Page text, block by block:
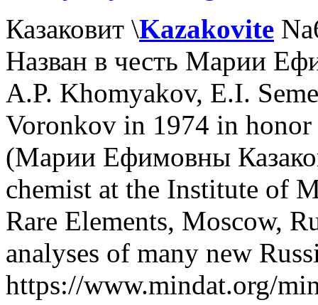
Казаковит \Kazakovite
Назван в честь Марии
A.P. Khomyakov, E.I.
Voronkov in 1974 in
(Марии Ефимовны
chemist at the Institute of
Rare Elements, Moscow,
analyses of many new
https://www.mindat.org/